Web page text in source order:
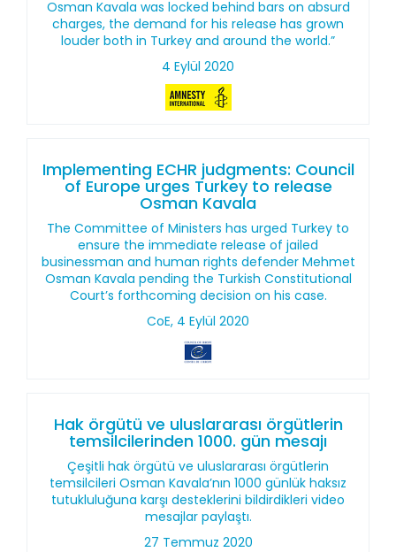
Osman Kavala was locked behind bars on absurd
charges, the demand for his release has grown
louder both in Turkey and around the world.”
4 Eylül 2020
Implementing ECHR judgments: Council
of Europe urges Turkey to release
Osman Kavala
The Committee of Ministers has urged Turkey to
ensure the immediate release of jailed
businessman and human rights defender Mehmet
Osman Kavala pending the Turkish Constitutional
Court’s forthcoming decision on his case.
CoE, 4 Eylül 2020
Hak örgütü ve uluslararası örgütlerin
temsilcilerinden 1000. gün mesajı
Çeşitli hak örgütü ve uluslararası örgütlerin
temsilcileri Osman Kavala’nın 1000 günlük haksız
tutukluluğuna karşı desteklerini bildirdikleri video
mesajlar paylaştı.
27 Temmuz 2020